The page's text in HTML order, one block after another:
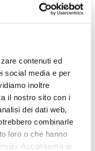
contenuti ed
social media e per
inoltre
il nostro sito con i
dei dati web,
combinarle
loro o che hanno
Acconsenta ai
civile, dal 1° giugno
le [...]